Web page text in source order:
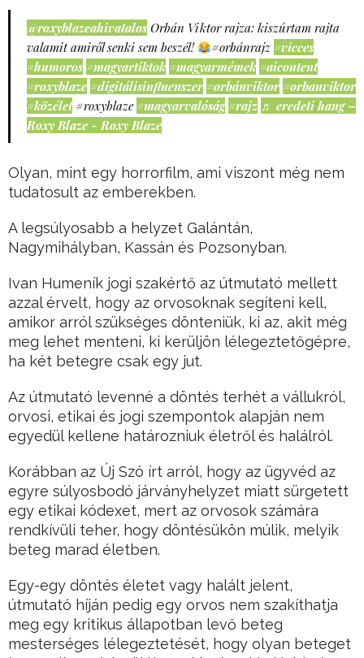
@roxyblazeahivatalos Orbán Viktor rajza: kiszúrtam rajta
valamit amiről senki sem beszél!
#orbánrajz #vicces
#humoros #magyartiktok #magyarmémek #aicontent
#roxyblaze #digitálisinfluenszer #orbánviktor #orbanviktor
#közélet #roxyblaze #magyarvalóság #rajz ♬ eredeti hang –
Roxy Blaze - Roxy Blaze
Olyan, mint egy horrorfilm, ami viszont még nem
tudatosult az emberekben.
A legsúlyosabb a helyzet Galántán,
Nagymihályban, Kassán és Pozsonyban.
Ivan Humeník jogi szakértő az útmutató mellett
azzal érvelt, hogy az orvosoknak segíteni kell,
amikor arról szükséges dönteniük, ki az, akit még
meg lehet menteni, ki kerüljön lélegeztetőgépre,
ha két betegre csak egy jut.
Az útmutató levenné a döntés terhét a vállukról,
orvosi, etikai és jogi szempontok alapján nem
egyedül kellene határozniuk életről és halálról.
Korábban az Új Szó írt arról, hogy az ügyvéd az
egyre súlyosbodó járványhelyzet miatt sürgetett
egy etikai kódexet, mert az orvosok számára
rendkívüli teher, hogy döntésükön múlik, melyik
beteg marad életben.
Egy-egy döntés életet vagy halált jelent,
útmutató híján pedig egy orvos nem szakíthatja
meg egy kritikus állapotban levő beteg
mesterséges lélegeztetését, hogy olyan beteget